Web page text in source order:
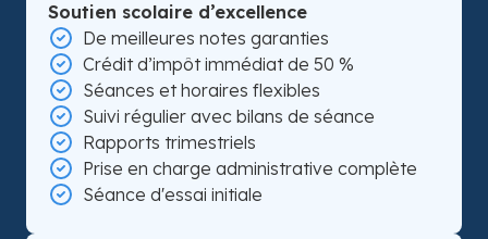
Soutien scolaire d’excellence
De meilleures notes garanties
Crédit d’impôt immédiat de 50 %
Séances et horaires flexibles
Suivi régulier avec bilans de séance
Rapports trimestriels
Prise en charge administrative complète
Séance d'essai initiale